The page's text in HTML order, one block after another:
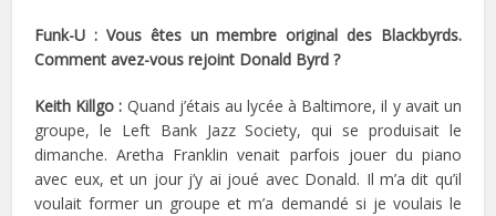
Funk-U : Vous êtes un membre original des Blackbyrds.
Comment avez-vous rejoint Donald Byrd ?
Keith Killgo : Quand j’étais au lycée à Baltimore, il y avait un
groupe, le Left Bank Jazz Society, qui se produisait le
dimanche. Aretha Franklin venait parfois jouer du piano
avec eux, et un jour j’y ai joué avec Donald. Il m’a dit qu’il
voulait former un groupe et m’a demandé si je voulais le